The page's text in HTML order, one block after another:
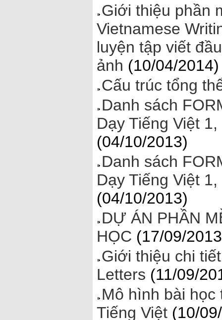
Giới thiệu phần
Vietnamese
luyện tập viết
ảnh (10/04/2014)
Cấu trúc tổng
Danh sách
Dạy Tiếng Việt
(04/10/2013)
Danh sách
Dạy Tiếng Việt
(04/10/2013)
DỰ ÁN PHẦN
HỌC (17/09/
Giới thiệu chi
Letters (11/09/
Mô hình bài học
Tiếng Việt (10/